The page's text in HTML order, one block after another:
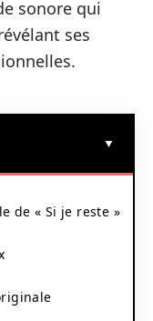
sonore qui
ses
de « Si je reste »